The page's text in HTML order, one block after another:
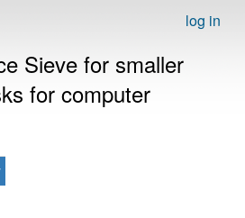
log in
Sieve for smaller
for computer